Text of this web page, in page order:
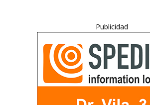
Publicidad